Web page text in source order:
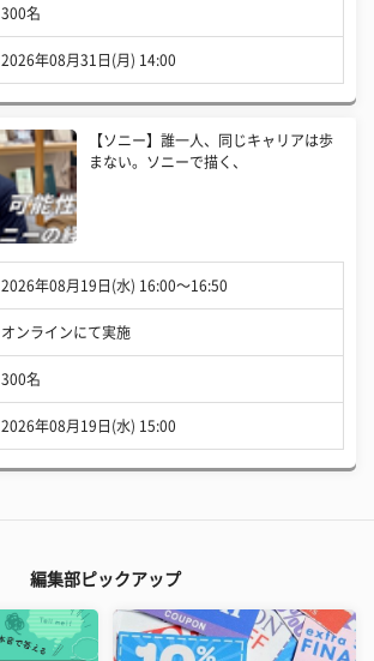
300名
2026年08月31日(月) 14:00
【ソニー】誰一人、同じキャリアは歩
まない。ソニーで描く、
2026年08月19日(水) 16:00〜16:50
オンラインにて実施
300名
2026年08月19日(水) 15:00
編集部ピックアップ